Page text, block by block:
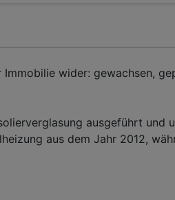
wider: gewachsen,
ausgeführt und
aus dem Jahr 2012,